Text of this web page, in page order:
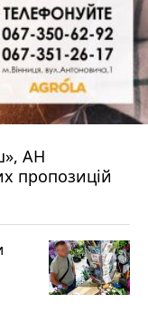
АН
пропозицій